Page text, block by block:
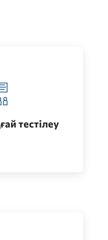
тестілеу
білім алу